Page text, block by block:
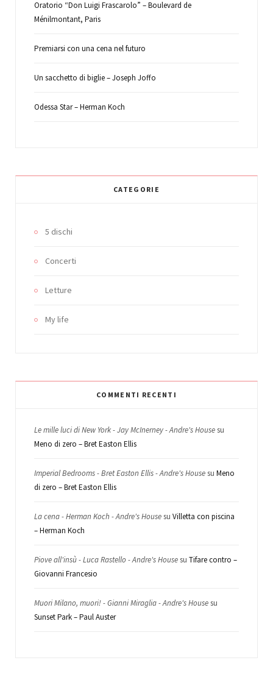
Oratorio “Don Luigi Frascarolo” – Boulevard de
Ménilmontant, Paris
Premiarsi con una cena nel futuro
Un sacchetto di biglie – Joseph Joffo
Odessa Star – Herman Koch
CATEGORIE
5 dischi
Concerti
Letture
My life
COMMENTI RECENTI
Le mille luci di New York - Jay McInerney - Andre's Housesu
Meno di zero – Bret Easton Ellis
Imperial Bedrooms - Bret Easton Ellis - Andre's Housesu Meno
di zero – Bret Easton Ellis
La cena - Herman Koch - Andre's Housesu Villetta con piscina
– Herman Koch
Piove all'insù - Luca Rastello - Andre's Housesu Tifare contro –
Giovanni Francesio
Muori Milano, muori! - Gianni Miraglia - Andre's Housesu
Sunset Park – Paul Auster